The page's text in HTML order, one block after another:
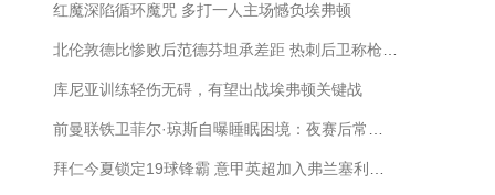
红魔深陷循环魔咒 多打一人主场憾负埃弗顿
北伦敦德比惨败后范德芬坦承差距 热刺后卫称枪手全面占优
库尼亚训练轻伤无碍，有望出战埃弗顿关键战
前曼联铁卫菲尔·琼斯自曝睡眠困境：夜赛后常至凌晨方能入眠
拜仁今夏锁定19球锋霸 意甲英超加入弗兰塞利诺争夺战